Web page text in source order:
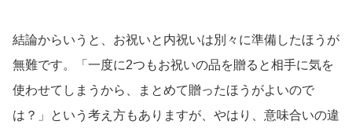
結論からいうと、お祝いと内祝いは別々に準備したほうが
無難です。「一度に2つもお祝いの品を贈ると相手に気を
使わせてしまうから、まとめて贈ったほうがよいので
は？」という考え方もありますが、やはり、意味合いの違